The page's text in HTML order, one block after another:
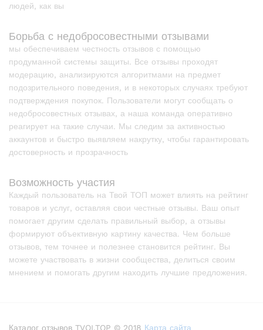
людей, как вы
Борьба с недобросовестными отзывами
мы обеспечиваем честность отзывов с помощью
продуманной системы защиты. Все отзывы проходят
модерацию, анализируются алгоритмами на предмет
подозрительного поведения, и в некоторых случаях требуют
подтверждения покупок. Пользователи могут сообщать о
недобросовестных отзывах, а наша команда оперативно
реагирует на такие случаи. Мы следим за активностью
аккаунтов и быстро выявляем накрутку, чтобы гарантировать
достоверность и прозрачность
Возможность участия
Каждый пользователь на Твой ТОП может влиять на рейтинг
товаров и услуг, оставляя свои честные отзывы. Ваш опыт
помогает другим сделать правильный выбор, а отзывы
формируют объективную картину качества. Чем больше
отзывов, тем точнее и полезнее становится рейтинг. Вы
можете участвовать в жизни сообщества, делиться своим
мнением и помогать другим находить лучшие предложения.
Каталог отзывов TVOI.TOP © 2018 Карта сайта